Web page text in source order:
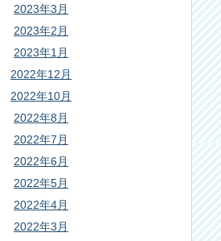
2023年3月
2023年2月
2023年1月
2022年12月
2022年10月
2022年8月
2022年7月
2022年6月
2022年5月
2022年4月
2022年3月